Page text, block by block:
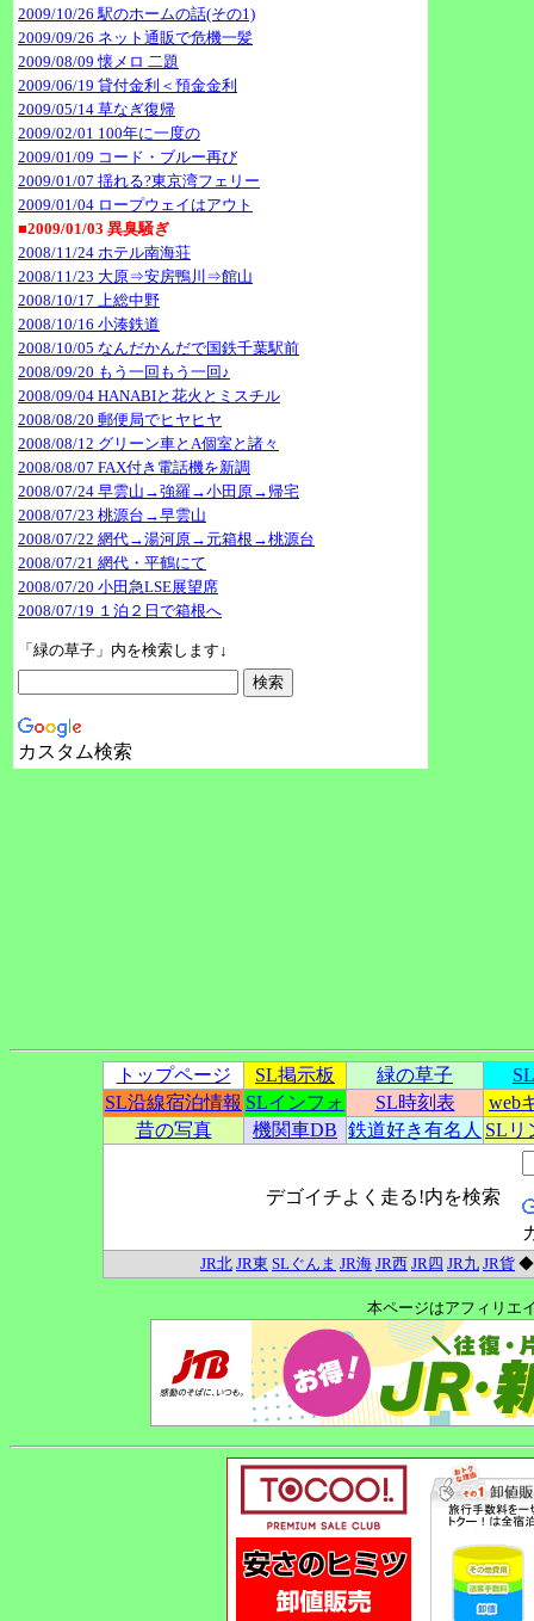
2009/10/26 駅のホームの話(その1)
2009/09/26 ネット通販で危機一髪
2009/08/09 懐メロ 二題
2009/06/19 貸付金利＜預金金利
2009/05/14 草なぎ復帰
2009/02/01 100年に一度の
2009/01/09 コード・ブルー再び
2009/01/07 揺れる?東京湾フェリー
2009/01/04 ロープウェイはアウト
■2009/01/03 異臭騒ぎ
2008/11/24 ホテル南海荘
2008/11/23 大原⇒安房鴨川⇒館山
2008/10/17 上総中野
2008/10/16 小湊鉄道
2008/10/05 なんだかんだで国鉄千葉駅前
2008/09/20 もう一回もう一回♪
2008/09/04 HANABIと花火とミスチル
2008/08/20 郵便局でヒヤヒヤ
2008/08/12 グリーン車とA個室と諸々
2008/08/07 FAX付き電話機を新調
2008/07/24 早雲山→強羅→小田原→帰宅
2008/07/23 桃源台→早雲山
2008/07/22 網代→湯河原→元箱根→桃源台
2008/07/21 網代・平鶴にて
2008/07/20 小田急LSE展望席
2008/07/19 １泊２日で箱根へ
「緑の草子」内を検索します↓
カスタム検索
トップページ SL掲示板 緑の草子
SL沿線宿泊情報 SLインフォ SL時刻表
web
昔の写真
機関車DB 鉄道好き有名人 SLリ
デゴイチよく走る!内を検索
JR北 JR東 SLぐんま JR海 JR西 JR四 JR九 JR貨
本ページはアフィリエ